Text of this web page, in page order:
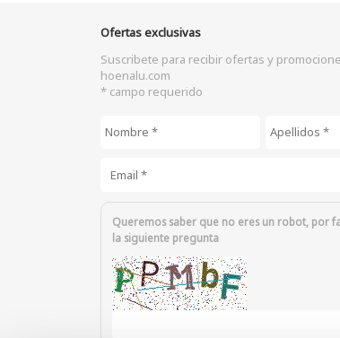
Ofertas exclusivas
Suscribete para recibir ofertas y
hoenalu.com
* campo requerido
Queremos saber que no eres un robot, por
la siguiente pregunta